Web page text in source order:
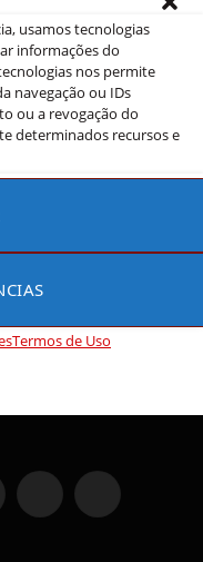
usamos tecnologias
informações do
nos permite
navegação ou IDs
ou a revogação do
determinados recursos e
Termos de Uso
mas o
coreanos que
mas ainda vivem na
Tumblr WhatsApp